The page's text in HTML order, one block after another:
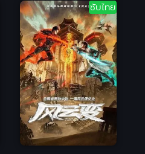
ภาค 1 ซับไทย
ซับไทย